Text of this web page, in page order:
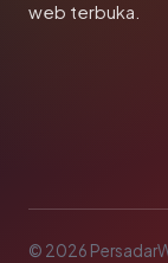
web terbuka.
© 2026